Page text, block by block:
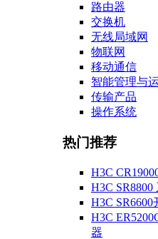
路由器
交换机
无线局域网
物联网
移动通信
智能管理与
传输产品
操作系统
热门推荐
H3C
H3C
H3C
H3C
器